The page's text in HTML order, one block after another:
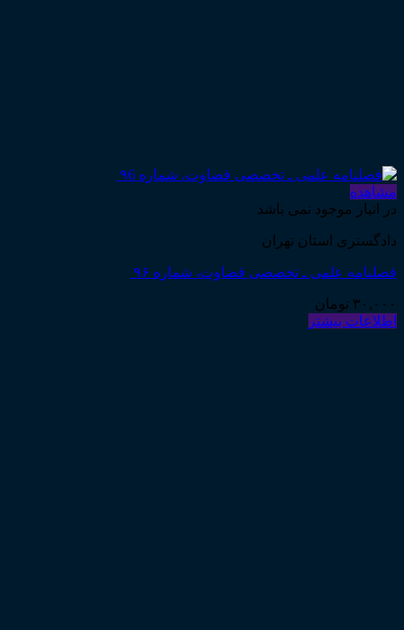
مشاهده
در انبار موجود نمی باشد
دادگستری استان تهران
فصلنامه علمی ـ تخصصی قضاوت، شماره ۹۶
۳۰,۰۰۰ تومان
اطلاعات بیشتر